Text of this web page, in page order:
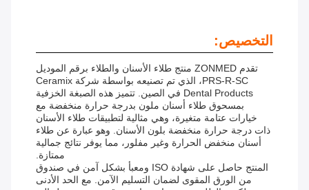
التخصيص:
تقدم ZONMED منتج طلاء الأسنان والطلاء برقم الموديل
PRS-R-SC، الذي تم تصنيعه بواسطة شركة Ceramix
Dental Products في الصين. تتميز هذه الصبغة الخزفية
بمسحوق طلاء أسنان ملون بدرجة حرارة منخفضة مع
خيارات عتامة متغيرة، وهي مثالية لتطبيقات طلاء الأسنان
ذات درجة حرارة منخفضة بلون الأسنان. وهو عبارة عن طلاء
أسنان منخفض الحرارة وغير مفلور، مما يوفر نتائج جمالية
ممتازة.
المنتج حاصل على شهادة ISO ومعبأ بشكل آمن في صندوق
من الورق المقوى لضمان التسليم الآمن. مع الحد الأدنى